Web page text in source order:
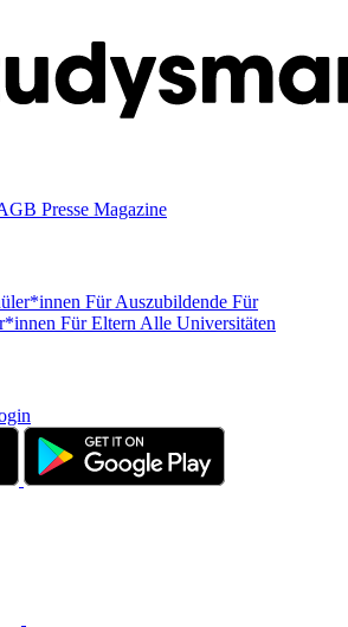
Presse Magazine
Für Auszubildende Für
Für Eltern Alle Universitäten